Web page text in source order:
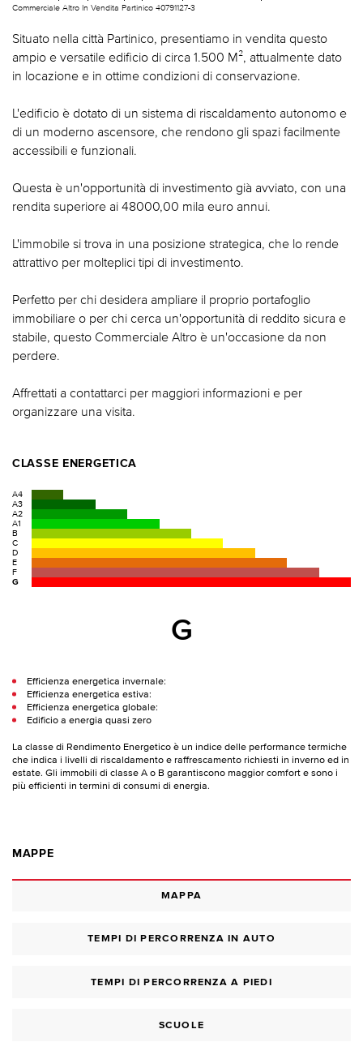
Commerciale Altro In Vendita Partinico 40791127-3
Situato nella città Partinico, presentiamo in vendita questo
ampio e versatile edificio di circa 1.500 M², attualmente dato
in locazione e in ottime condizioni di conservazione.
L'edificio è dotato di un sistema di riscaldamento autonomo e
di un moderno ascensore, che rendono gli spazi facilmente
accessibili e funzionali.
Questa è un'opportunità di investimento già avviato, con una
rendita superiore ai 48000,00 mila euro annui.
L'immobile si trova in una posizione strategica, che lo rende
attrattivo per molteplici tipi di investimento.
Perfetto per chi desidera ampliare il proprio portafoglio
immobiliare o per chi cerca un'opportunità di reddito sicura e
stabile, questo Commerciale Altro è un'occasione da non
perdere.
Affrettati a contattarci per maggiori informazioni e per
organizzare una visita.
CLASSE ENERGETICA
A4
A3
A2
A1
B
C
D
E
F
G
G
Efficienza energetica invernale:
Efficienza energetica estiva:
Efficienza energetica globale:
Edificio a energia quasi zero
La classe di Rendimento Energetico è un indice delle performance termiche
che indica i livelli di riscaldamento e raffrescamento richiesti in inverno ed in
estate. Gli immobili di classe A o B garantiscono maggior comfort e sono i
più efficienti in termini di consumi di energia.
MAPPE
MAPPA
TEMPI DI PERCORRENZA IN AUTO
TEMPI DI PERCORRENZA A PIEDI
SCUOLE